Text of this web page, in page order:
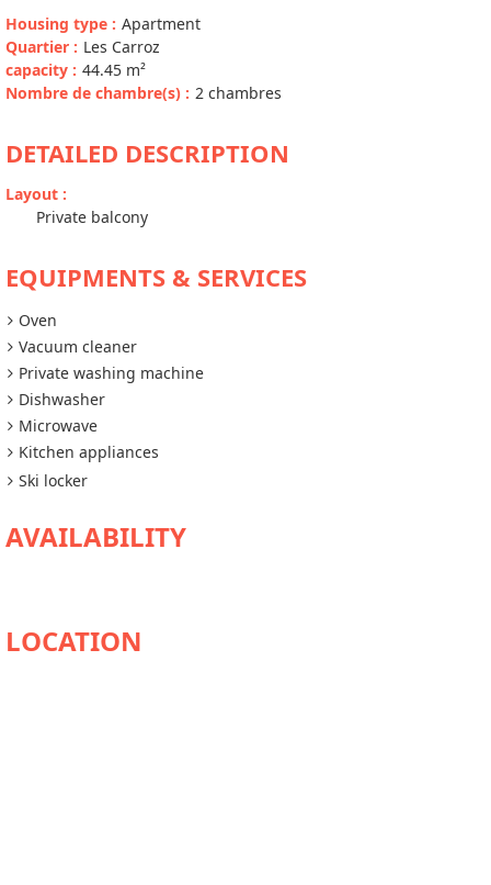
Housing type : Apartment
Quartier : Les Carroz
capacity : 44.45 m²
Nombre de chambre(s) : 2 chambres
DETAILED DESCRIPTION
Layout :
Private balcony
EQUIPMENTS & SERVICES
Oven
Vacuum cleaner
Private washing machine
Dishwasher
Microwave
Kitchen appliances
Ski locker
AVAILABILITY